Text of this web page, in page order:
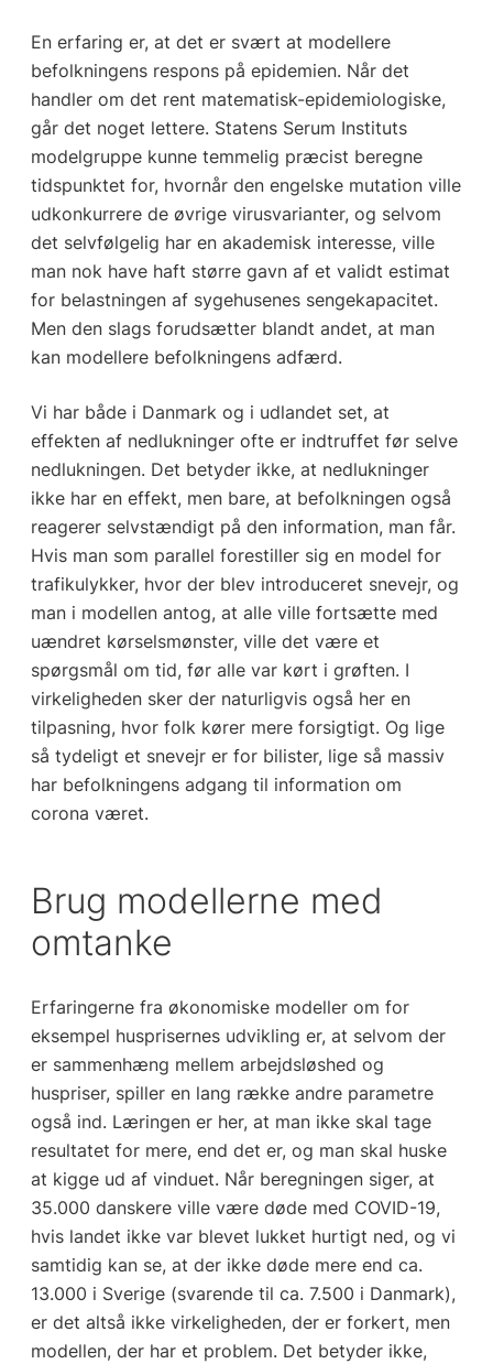
En erfaring er, at det er svært at modellere
befolkningens respons på epidemien. Når det
handler om det rent matematisk-epidemiologiske,
går det noget lettere. Statens Serum Instituts
modelgruppe kunne temmelig præcist beregne
tidspunktet for, hvornår den engelske mutation ville
udkonkurrere de øvrige virusvarianter, og selvom
det selvfølgelig har en akademisk interesse, ville
man nok have haft større gavn af et validt estimat
for belastningen af sygehusenes sengekapacitet.
Men den slags forudsætter blandt andet, at man
kan modellere befolkningens adfærd.
Vi har både i Danmark og i udlandet set, at
effekten af nedlukninger ofte er indtruffet før selve
nedlukningen. Det betyder ikke, at nedlukninger
ikke har en effekt, men bare, at befolkningen også
reagerer selvstændigt på den information, man får.
Hvis man som parallel forestiller sig en model for
trafikulykker, hvor der blev introduceret snevejr, og
man i modellen antog, at alle ville fortsætte med
uændret kørselsmønster, ville det være et
spørgsmål om tid, før alle var kørt i grøften. I
virkeligheden sker der naturligvis også her en
tilpasning, hvor folk kører mere forsigtigt. Og lige
så tydeligt et snevejr er for bilister, lige så massiv
har befolkningens adgang til information om
corona været.
Brug modellerne med
omtanke
Erfaringerne fra økonomiske modeller om for
eksempel husprisernes udvikling er, at selvom der
er sammenhæng mellem arbejdsløshed og
huspriser, spiller en lang række andre parametre
også ind. Læringen er her, at man ikke skal tage
resultatet for mere, end det er, og man skal huske
at kigge ud af vinduet. Når beregningen siger, at
35.000 danskere ville være døde med COVID-19,
hvis landet ikke var blevet lukket hurtigt ned, og vi
samtidig kan se, at der ikke døde mere end ca.
13.000 i Sverige (svarende til ca. 7.500 i Danmark),
er det altså ikke virkeligheden, der er forkert, men
modellen, der har et problem. Det betyder ikke,